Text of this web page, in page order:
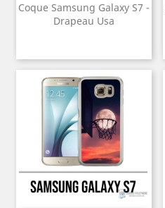
Coque Samsung Galaxy S7 -
Drapeau Usa